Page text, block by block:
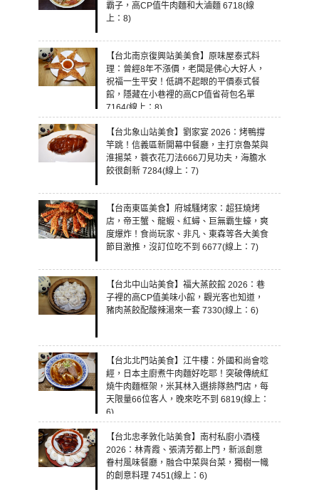
霸子，高CP值牛肉麵和大滷麵 6718(線
上：8)
【台北南京復興站美美食】原味屋泰式料
理：曾經8年不漲價，老闆是佛心大好人，
祝福一生平安！低調不起眼的平價泰式餐
館，隱藏在小巷裡的高CP值省荷包名單
7164(線上：8)
【台北象山站美食】劉家宴 2026：烤鴨撐
竿跳！信義區新開幕中餐廳，主打京魯菜與
淮揚菜，蓑衣花刀法666刀見功夫，海膽水
餃很創新 7284(線上：7)
【台南東區美食】府城騷烤家：超狂燒烤
店，帝王蟹、龍蝦、紅蟳、巨無霸生蠔，爽
度爆炸！食尚玩家、非凡、東森等各大美食
節目激推，沒訂位吃不到 6677(線上：7)
【台北中山站美食】福大蒸餃館 2026：巷
子裡的高CP值美味小館，觀光客也知道，
豬肉蒸餃配酸辣湯來一套 7330(線上：6)
【台北北門站美食】江牛樓：外國和尚會唸
經，日本主廚煮牛肉麵好吃耶！突破傳統紅
燒牛肉麵框架，米其林入選排隊熱門店，每
天限量66位客人，晚來吃不到 6819(線上：
6)
【台北忠孝敦化站美食】南村私廚小酒棧
2026：林青霞、張清芳都上門，新派創意
眷村風味餐廳，融合中菜與台菜，獨樹一幟
的創意料理 7451(線上：6)